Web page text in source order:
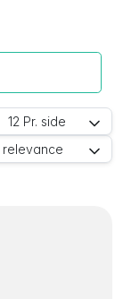
12 Pr. side
relevance